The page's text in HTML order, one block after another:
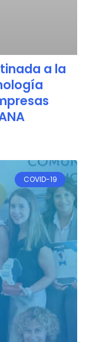
a la
COVID-19